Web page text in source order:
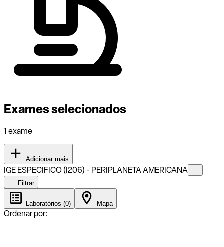
Exames selecionados
1 exame
Adicionar mais
IGE ESPECIFICO (I206) - PERIPLANETA AMERICANA
Filtrar
Laboratórios (0) Mapa
Ordenar por: